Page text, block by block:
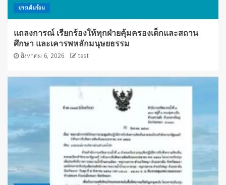
ประเด็นร้อน
แถลงการณ์ เรียกร้องให้ทุกฝ่ายคุ้มครองเด็กและสถาน
ศึกษา และเคารพหลักมนุษยธรรม
สิงหาคม 6, 2026 test